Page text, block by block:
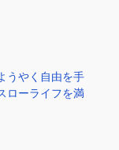
うやく自由を手
ローライフを満